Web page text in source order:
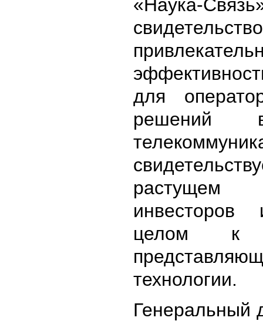
«Наука-
для
решений
растущем
целом к
технологии.
Генеральный